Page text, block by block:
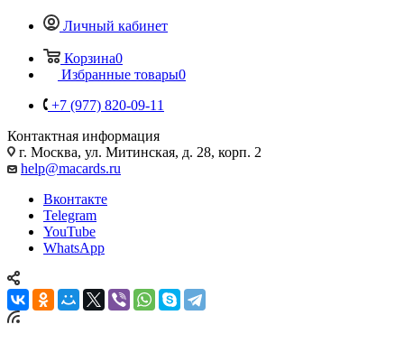
Личный кабинет
Корзина0
Избранные товары0
+7 (977) 820-09-11
Контактная информация
г. Москва, ул. Митинская, д. 28, корп. 2
help@macards.ru
Вконтакте
Telegram
YouTube
WhatsApp